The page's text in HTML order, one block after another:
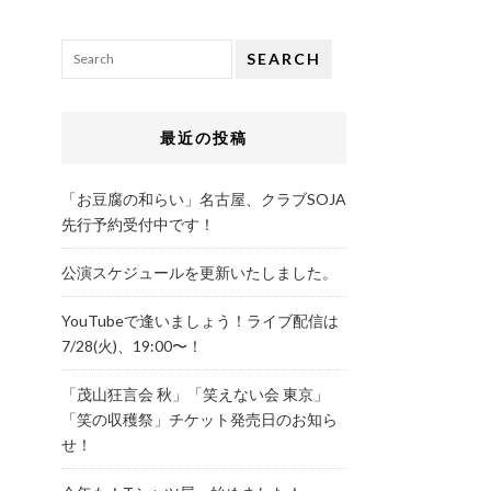
SEARCH
最近の投稿
「お豆腐の和らい」名古屋、クラブSOJA
先行予約受付中です！
公演スケジュールを更新いたしました。
YouTubeで逢いましょう！ライブ配信は
7/28(火)、19:00〜！
「茂山狂言会 秋」「笑えない会 東京」
「笑の収穫祭」チケット発売日のお知ら
せ！